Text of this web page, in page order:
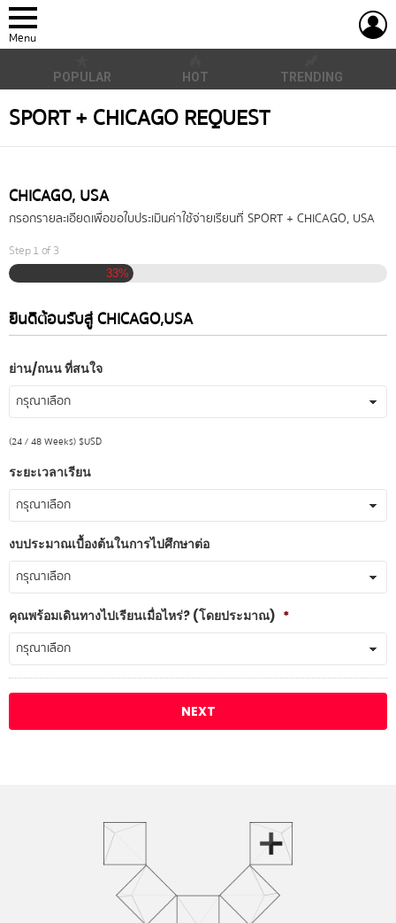
Menu
POPULAR HOT TRENDING
SPORT + CHICAGO REQUEST
CHICAGO, USA
กรอกรายละเอียดเพื่อขอใบประเมินค่าใช้จ่ายเรียนที่ SPORT + CHICAGO, USA
Step1of 3
33%
ยินดีต้อนรับสู่ CHICAGO,USA
ย่าน/ถนน ที่สนใจ
(24 / 48 Weeks) $USD
ระยะเวลาเรียน
งบประมาณเบื้องต้นในการไปศึกษาต่อ
คุณพร้อมเดินทางไปเรียนเมื่อไหร่? (โดยประมาณ) *